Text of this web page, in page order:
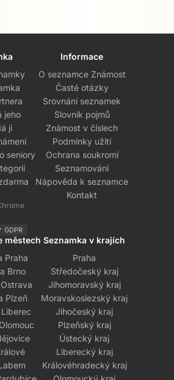
jeho
ji
seniory
GDPR
Informace
O seznamce Známost
Časté otázky
Srovnání seznamek
Slovník pojmů
Známost v číslech
Podmínky užití
Ochrana soukromí
Seznamování
Nápověda k seznamce
Kontakt
městech
Praha
Brno
Plzeň
Seznamka v krajích
Praha
Středočeský kraj
Jihomoravský kraj
Moravskoslezský kraj
Jihočeský kraj
Plzeňský kraj
Ústecký kraj
Liberecký kraj
Královéhradecký kraj